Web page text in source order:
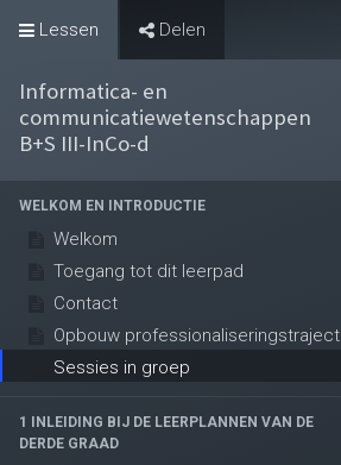
Lessen Delen
Informatica- en
communicatiewetenschappen
B+S III-InCo-d
WELKOM EN INTRODUCTIE
Welkom
Toegang tot dit leerpad
Contact
Opbouw professionaliseringstraject
Sessies in groep
1 INLEIDING BIJ DE LEERPLANNEN VAN DE
DERDE GRAAD